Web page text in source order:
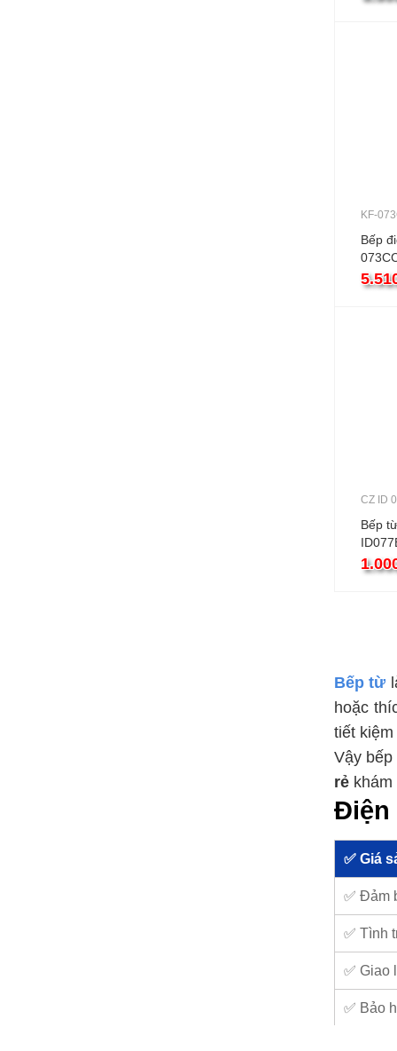
KF-
Bếp
CZ ID
Bếp
Bếp từ
hoặc
tiết
Vậy
rẻ
Điện
✅ Giá
✅ Đảm
✅ Tình
✅ Giao
✅ Bảo